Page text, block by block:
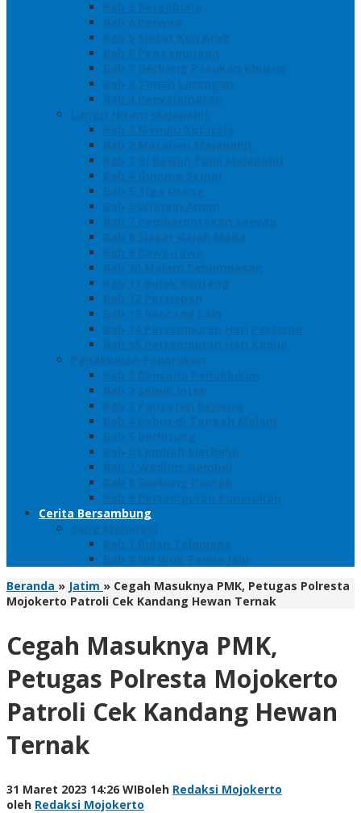
Bab 3 Bergabung
Bab 4 Perwira
Bab 5 Siasat Ken Arok
Bab 6 Pengepungan
Bab 7 Gerbang Pasukan Khusus
Bab 8 Tanah Larangan
Bab 9 Penyelamatan
Langit Hitam Majapahit
Bab 1 Menuju Kotaraja
Bab 2 Matahari Majapahit
Bab 3 Di Bawah Panji Majapahit
Bab 4 Gunung Semar
Bab 5 Tiga Orang
Bab 6 Wringin Anom
Bab 7 Pemberontakan Senyap
Bab 8 Siasat Gajah Mada
Bab 9 Rawa-rawa
Bab 10 Malam Penumpasan
Bab 11 Bulak Banteng
Bab 12 Persiapan
Bab 13 Rencana Lain
Bab 14 Pertempuran Hari Pertama
Bab 15 Pertempuran Hari Kedua
Penaklukan Panarukan
Bab 1 Rencana Penaklukan
Bab 2 Sabuk Inten
Bab 3 Pangeran Benawa
Bab 4 Kabut di Tengah Malam
Bab 5 Berhitung
Bab 6 Lembah Merbabu
Bab 7 Wedhus Gembel
Bab 8 Gerbang Demak
Bab 9 Pertempuran Panarukan
Cerita Bersambung
Sang Maharani
Bab 1 Bulan Telanjang
Bab 2 Nir Wuk Tanpa Jalu
Beranda » Jatim » Cegah Masuknya PMK, Petugas Polresta
Mojokerto Patroli Cek Kandang Hewan Ternak
Cegah Masuknya PMK,
Petugas Polresta Mojokerto
Patroli Cek Kandang Hewan
Ternak
31 Maret 2023 14:26 WIBoleh Redaksi Mojokerto
oleh Redaksi Mojokerto